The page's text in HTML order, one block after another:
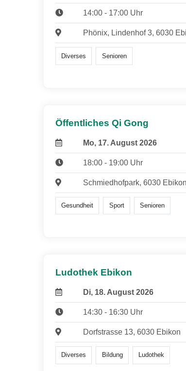
14:00 - 17:00 Uhr
Phönix, Lindenhof 3, 6030
Diverses Senioren
Öffentliches Qi Gong
Mo, 17. August 2026
18:00 - 19:00 Uhr
Schmiedhofpark, 6030 Ebikon
Gesundheit Sport Senioren
Ludothek Ebikon
Di, 18. August 2026
14:30 - 16:30 Uhr
Dorfstrasse 13, 6030 Ebikon
Diverses Bildung Ludothek